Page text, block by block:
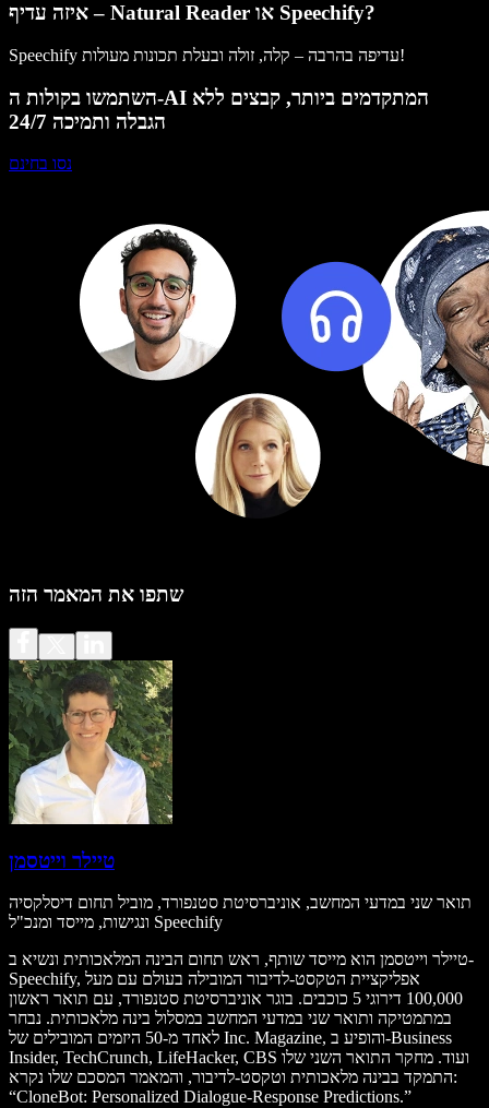
איזה עדיף – Natural Reader או Speechify?
Speechify עדיפה בהרבה – קלה, זולה ובעלת תכונות מעולות!
השתמשו בקולות ה-AI המתקדמים ביותר, קבצים ללא
הגבלה ותמיכה 24/7
נסו בחינם
שתפו את המאמר הזה
טיילר וייטסמן
תואר שני במדעי המחשב, אוניברסיטת סטנפורד, מוביל תחום דיסלקסיה
ונגישות, מייסד ומנכ"ל Speechify
טיילר וייטסמן הוא מייסד שותף, ראש תחום הבינה המלאכותית ונשיא ב-
Speechify, אפליקציית הטקסט‑לדיבור המובילה בעולם עם מעל
100,000 דירוגי 5 כוכבים. בוגר אוניברסיטת סטנפורד, עם תואר ראשון
במתמטיקה ותואר שני במדעי המחשב במסלול בינה מלאכותית. נבחר
לאחד מ-50 היזמים המובילים של Inc. Magazine, והופיע ב-Business
Insider, TechCrunch, LifeHacker, CBS ועוד. מחקר התואר השני שלו
התמקד בבינה מלאכותית וטקסט‑לדיבור, והמאמר המסכם שלו נקרא:
“CloneBot: Personalized Dialogue-Response Predictions.”